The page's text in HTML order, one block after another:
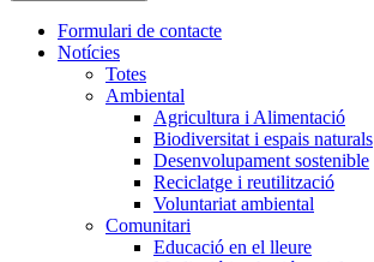
l'encapçalament
Navegació
principal
Formulari de contacte
Notícies
Totes
Ambiental
Agricultura i Alimentació
Biodiversitat i espais naturals
Desenvolupament sostenible
Reciclatge i reutilització
Voluntariat ambiental
Comunitari
Educació en el lleure